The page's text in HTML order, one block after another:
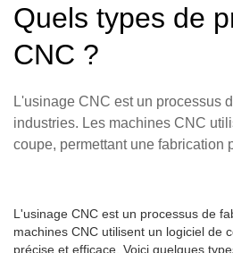
Quels types de
CNC ?
L'usinage CNC est un processus
industries. Les machines CNC
coupe, permettant une fabrication
L'usinage CNC est un processus de
machines CNC utilisent un logiciel de
précise et efficace. Voici quelques